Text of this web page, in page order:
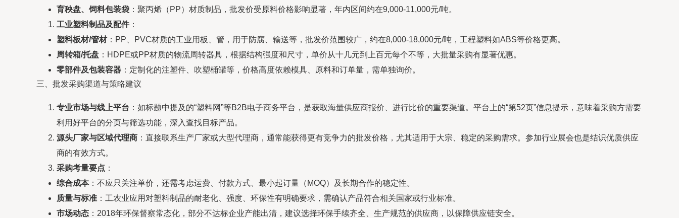
育秧盘、饲料包装袋 ：聚丙烯（PP）材质制品，批发价受原料价格影响显著，年内区间约在9,000-11,000元/吨。
工业塑料制品及配件：
塑料板材/管材：PP、PVC材质的工业用板、管，用于防腐、输送等，批发价范围较广，约在8,000-18,000元/吨，工程塑料如ABS等价格更高。
周转箱/托盘 ：HDPE或PP材质的物流周转器具，根据结构强度和尺寸，单价从十几元到上百元每个不等，大批量采购有显著优惠。
零部件及包装容器 ：定制化的注塑件、吹塑桶罐等，价格高度依赖模具、原料和订单量，需单独询价。
三、批发采购渠道与策略建议
专业市场与线上平台 ：如标题中提及的“塑料网”等B2B电子商务平台，是获取海量供应商报价、进行比价的重要渠道。平台上的“第52页”信息提示，意味着采购方需要
利用好平台的分页与筛选功能，深入查找目标产品。
源头厂家与区域代理商 ：直接联系生产厂家或大型代理商，通常能获得更有竞争力的批发价格，尤其适用于大宗、稳定的采购需求。参加行业展会也是结识优质供应
商的有效方式。
采购考量要点 ：
综合成本：不应只关注单价，还需考虑运费、付款方式、最小起订量（MOQ）及长期合作的稳定性。
质量与标准 ：工农业应用对塑料制品的耐老化、强度、环保性有明确要求，需确认产品符合相关国家或行业标准。
市场动态 ：2018年环保督察常态化，部分不达标企业产能出清，建议选择环保手续齐全、生产规范的供应商，以保障供应链安全。